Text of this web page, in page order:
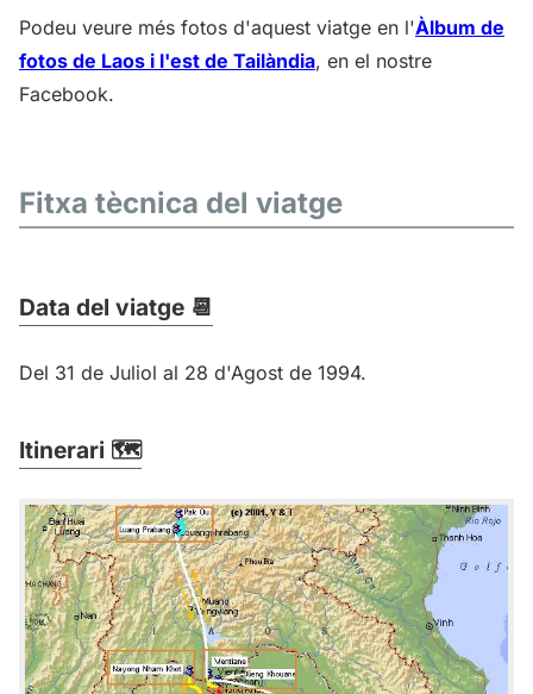
Podeu veure més fotos d'aquest viatge en l'Àlbum de
fotos de Laos i l'est de Tailàndia, en el nostre
Facebook.
Fitxa tècnica del viatge
Data del viatge 📆
Del 31 de Juliol al 28 d'Agost de 1994.
Itinerari 🗺️